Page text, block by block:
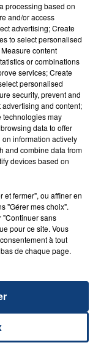
FEMME ET
après avoir
de trois mois
processing based on
and/or access
advertising; Create
to select personalised
content
or combinations
services; Create
personalised
security, prevent and
and content;
technologies may
data to offer
information actively
and combine data from
devices based on
et fermer", ou affiner en
"Gérer mes choix".
"Continuer sans
pour ce site. Vous
à tout
de chaque page.